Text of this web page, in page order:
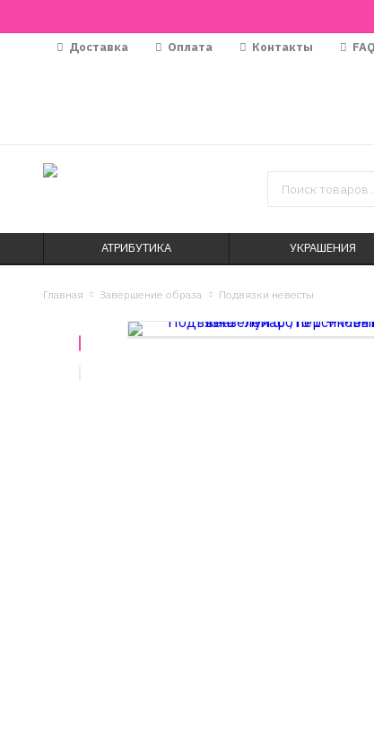
Доставка Оплата Контакты FAQ
АТРИБУТИКА УКРАШЕНИЯ
Главная Завершение образа Подвязки невесты